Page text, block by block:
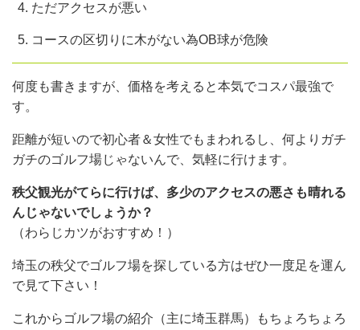
ただアクセスが悪い
コースの区切りに木がない為OB球が危険
何度も書きますが、価格を考えると本気でコスパ最強で
す。
距離が短いので初心者＆女性でもまわれるし、何よりガチ
ガチのゴルフ場じゃないんで、気軽に行けます。
秩父観光がてらに行けば、多少のアクセスの悪さも晴れる
んじゃないでしょうか？
（わらじカツがおすすめ！）
埼玉の秩父でゴルフ場を探している方はぜひ一度足を運ん
で見て下さい！
これからゴルフ場の紹介（主に埼玉群馬）もちょろちょろ